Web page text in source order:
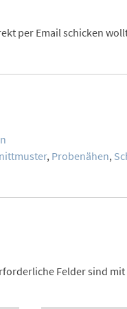
per Email schicken
, Probenähen,
Felder sind mit